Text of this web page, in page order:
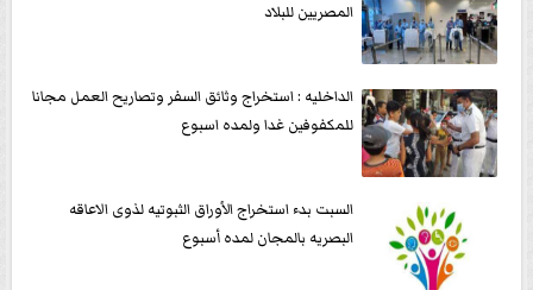
المصريين للبلاد
الداخليه : استخراج وثائق السفر وتصاريح العمل مجانا
للمكفوفين غدا ولمده اسبوع
السبت بدء استخراج الأوراق الثبوتيه لذوى الاعاقه
البصريه بالمجان لمده أسبوع